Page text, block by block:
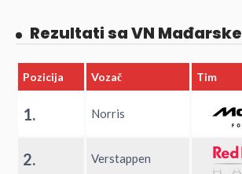
Rezultati sa VN Mađarske
Pozicija Vozač Tim
1. Norris
2. Verstappen